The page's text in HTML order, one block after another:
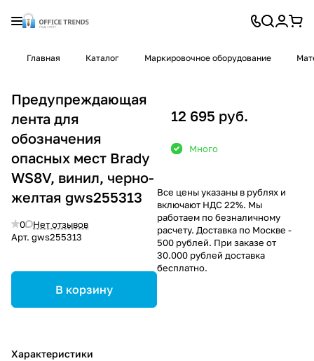
Главная Каталог Маркировочное оборудование
Предупреждающая
лента для
обозначения
опасных мест Brady
WS8V, винил, черно-
желтая gws255313
0
Нет отзывов
Арт. gws255313
В корзину
Характеристики
12 695 руб.
Много
Все цены указаны в рублях и
включают НДС 22%. Мы
работаем по безналичному
расчету. Доставка по Москве -
500 рублей. При заказе от
30.000 рублей доставка
бесплатно.